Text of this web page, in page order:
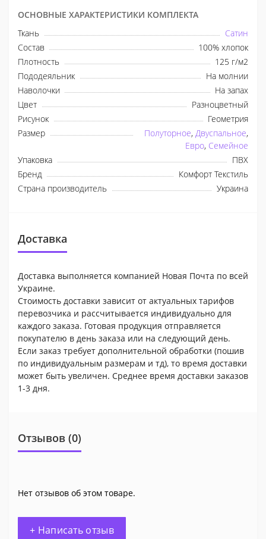
ОСНОВНЫЕ ХАРАКТЕРИСТИКИ КОМПЛЕКТА
Ткань
Сатин
Состав
100% хлопок
Плотность
125 г/м2
Пододеяльник
На молнии
Наволочки
На запах
Цвет
Разноцветный
Рисунок
Геометрия
Размер
Полуторное, Двуспальное,
Евро, Семейное
Упаковка
ПВХ
Бренд
Комфорт Текстиль
Страна производитель
Украина
Доставка
Доставка выполняется компанией Новая Почта по всей
Украине.
Стоимость доставки зависит от актуальных тарифов
перевозчика и рассчитывается индивидуально для
каждого заказа. Готовая продукция отправляется
покупателю в день заказа или на следующий день.
Если заказ требует дополнительной обработки (пошив
по индивидуальным размерам и тд), то время доставки
может быть увеличен. Среднее время доставки заказов
1-3 дня.
Отзывов (0)
Нет отзывов об этом товаре.
+ Написать отзыв